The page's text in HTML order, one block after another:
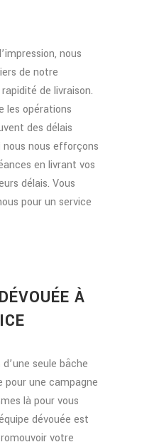
nous
de notre
de livraison.
les opérations
des délais
nous nous efforçons
en livrant vos
délais. Vous
pour un service
À
seule bâche
pour une campagne
là pour vous
dévouée est
votre